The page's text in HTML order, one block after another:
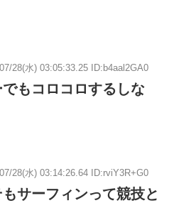
28(水) 03:05:33.25 ID:b4aal2GA0
もコロコロするしな
28(水) 03:14:26.64 ID:rviY3R+G0
サーフィンって競技と